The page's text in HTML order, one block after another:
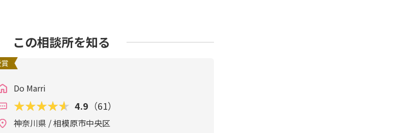
この相談所を知る
Do Marri
4.9 （61）
神奈川県 / 相模原市中央区